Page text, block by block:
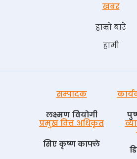
खबर
हाम्रो बारे
हामी
सम्पादक
लक्ष्मण वियोगी
प्रमुख वित्त अधिकृत
सिए कृष्ण काफ्ले